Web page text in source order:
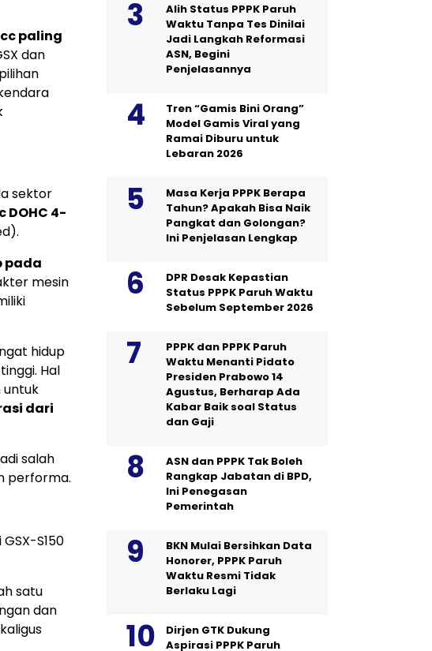
paling
dan
sektor
DOHC 4-
pada
mesin
hidup
Hal
untuk
dari
salah
performa.
S150
satu
dan
Alih Status PPPK Paruh
Waktu Tanpa Tes Dinilai
Jadi Langkah Reformasi
ASN, Begini
Penjelasannya
Tren “Gamis Bini Orang”
Model Gamis Viral yang
Ramai Diburu untuk
Lebaran 2026
Masa Kerja PPPK Berapa
Tahun? Apakah Bisa Naik
Pangkat dan Golongan?
Ini Penjelasan Lengkap
DPR Desak Kepastian
Status PPPK Paruh Waktu
Sebelum September 2026
PPPK dan PPPK Paruh
Waktu Menanti Pidato
Presiden Prabowo 14
Agustus, Berharap Ada
Kabar Baik soal Status
dan Gaji
ASN dan PPPK Tak Boleh
Rangkap Jabatan di BPD,
Ini Penegasan
Pemerintah
BKN Mulai Bersihkan Data
Honorer, PPPK Paruh
Waktu Resmi Tidak
Berlaku Lagi
Dirjen GTK Dukung
Aspirasi PPPK Paruh